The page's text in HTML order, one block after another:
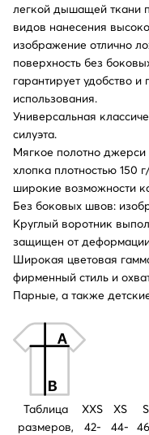
легкой дышащей ткани
видов нанесения
изображение отлично
поверхность без
гарантирует удобство
использования.
Универсальная
силуэта.
Мягкое полотно джерси
хлопка плотностью 150
широкие возможности
Без боковых швов:
Круглый воротник
защищен от
Широкая цветовая
фирменный стиль и
Парные, а также
Таблица
размеров,
XXS
42-
XS
44-
S